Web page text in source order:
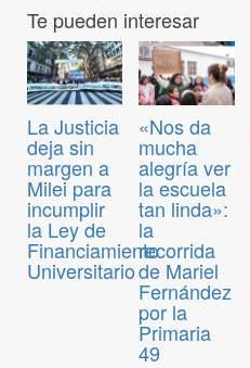
Te pueden interesar
La Justicia
deja sin
margen a
Milei para
incumplir
la Ley de
Financiamiento
Universitario
«Nos da
mucha
alegría ver
la escuela
tan linda»:
la
recorrida
de Mariel
Fernández
por la
Primaria
49